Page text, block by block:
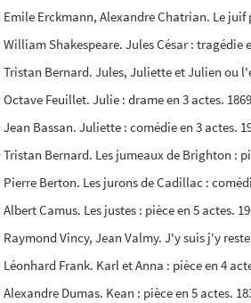
Emile Erckmann, Alexandre Chatrian. Le
William Shakespeare. Jules César :
Tristan Bernard. Jules, Juliette et Julien ou
Octave Feuillet. Julie : drame en 3 actes.
Jean Bassan. Juliette : comédie en 3 actes.
Tristan Bernard. Les jumeaux de Brighton :
Pierre Berton. Les jurons de Cadillac :
Albert Camus. Les justes : pièce en 5 actes.
Raymond Vincy, Jean Valmy. J'y suis j'y
Léonhard Frank. Karl et Anna : pièce en 4
Alexandre Dumas. Kean : pièce en 5 actes.